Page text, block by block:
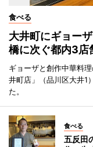
食べる
大井町にギョー
橋に次ぐ都内3店
ギョーザと創作中華料
井町店」（品川区大井1
た。
食べる
五反田